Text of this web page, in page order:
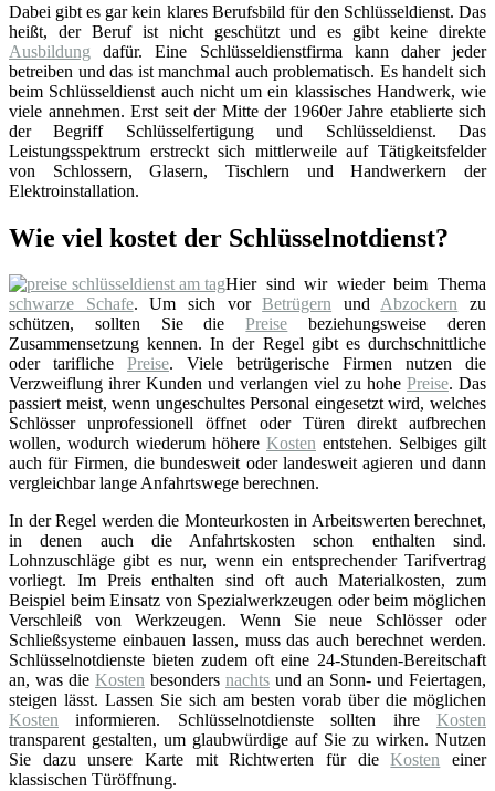
Dabei gibt es gar kein klares Berufsbild für den Schlüsseldienst. Das
heißt, der Beruf ist nicht geschützt und es gibt keine direkte
Ausbildung dafür. Eine Schlüsseldienstfirma kann daher jeder
betreiben und das ist manchmal auch problematisch. Es handelt sich
beim Schlüsseldienst auch nicht um ein klassisches Handwerk, wie
viele annehmen. Erst seit der Mitte der 1960er Jahre etablierte sich
der Begriff Schlüsselfertigung und Schlüsseldienst. Das
Leistungsspektrum erstreckt sich mittlerweile auf Tätigkeitsfelder
von Schlossern, Glasern, Tischlern und Handwerkern der
Elektroinstallation.
Wie viel kostet der Schlüsselnotdienst?
Hier sind wir wieder beim Thema
schwarze Schafe. Um sich vorBetrügern undAbzockern zu
schützen, sollten Sie diePreise beziehungsweise deren
Zusammensetzung kennen. In der Regel gibt es durchschnittliche
oder tarifliche Preise. Viele betrügerische Firmen nutzen die
Verzweiflung ihrer Kunden und verlangen viel zu hohe Preise. Das
passiert meist, wenn ungeschultes Personal eingesetzt wird, welches
Schlösser unprofessionell öffnet oder Türen direkt aufbrechen
wollen, wodurch wiederum höhere Kosten entstehen. Selbiges gilt
auch für Firmen, die bundesweit oder landesweit agieren und dann
vergleichbar lange Anfahrtswege berechnen.
In der Regel werden die Monteurkosten in Arbeitswerten berechnet,
in denen auch die Anfahrtskosten schon enthalten sind.
Lohnzuschläge gibt es nur, wenn ein entsprechender Tarifvertrag
vorliegt. Im Preis enthalten sind oft auch Materialkosten, zum
Beispiel beim Einsatz von Spezialwerkzeugen oder beim möglichen
Verschleiß von Werkzeugen. Wenn Sie neue Schlösser oder
Schließsysteme einbauen lassen, muss das auch berechnet werden.
Schlüsselnotdienste bieten zudem oft eine 24-Stunden-Bereitschaft
an, was die Kosten besonders nachts und an Sonn- und Feiertagen,
steigen lässt. Lassen Sie sich am besten vorab über die möglichen
Kosten informieren. Schlüsselnotdienste sollten ihre Kosten
transparent gestalten, um glaubwürdige auf Sie zu wirken. Nutzen
Sie dazu unsere Karte mit Richtwerten für dieKosten einer
klassischen Türöffnung.